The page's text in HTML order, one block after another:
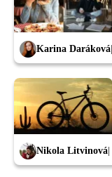
Karina Daráková
Nikola Litvinová